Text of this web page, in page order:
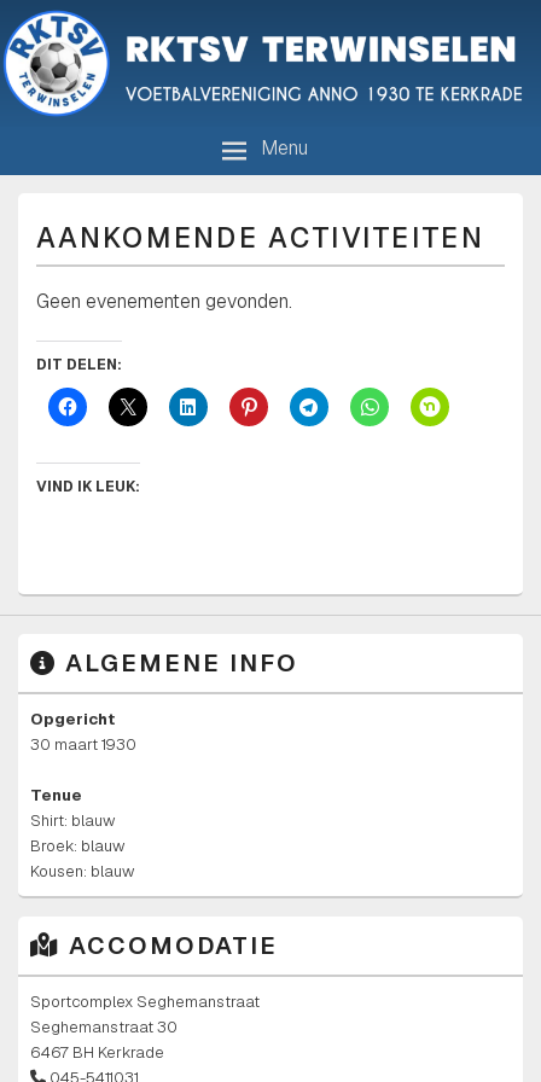
R.K.T.S.V. Terwinselen
Voetbalvereniging anno 1930 te Kerkrade
Menu
AANKOMENDE ACTIVITEITEN
Geen evenementen gevonden.
DIT DELEN:
VIND IK LEUK:
ALGEMENE INFO
Opgericht
30 maart 1930
Tenue
Shirt: blauw
Broek: blauw
Kousen: blauw
ACCOMODATIE
Sportcomplex Seghemanstraat
Seghemanstraat 30
6467 BH Kerkrade
045-5411031